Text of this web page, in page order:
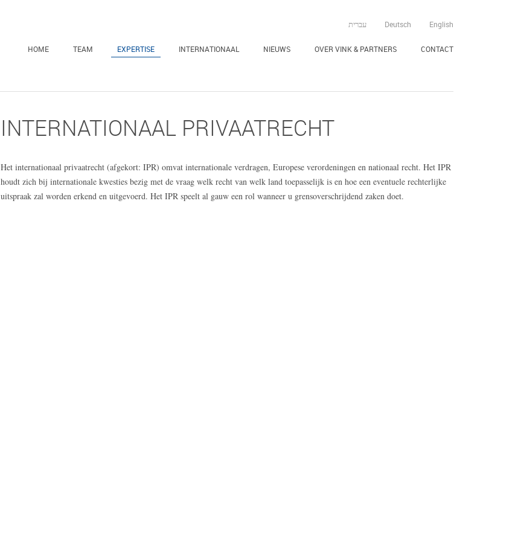
HOME TEAM EXPERTISE INTERNATIONAAL NIEUWS OVER VINK & PARTNERS CONTACT
English
Deutsch עברית
INTERNATIONAAL PRIVAATRECHT
Het internationaal privaatrecht (afgekort: IPR) omvat internationale verdragen, Europese verordeningen en nationaal recht. Het IPR
houdt zich bij internationale kwesties bezig met de vraag welk recht van welk land toepasselijk is en hoe een eventuele rechterlijke
uitspraak zal worden erkend en uitgevoerd. Het IPR speelt al gauw een rol wanneer u grensoverschrijdend zaken doet.